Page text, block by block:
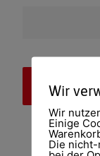
Wir
Wir
Einige
Die